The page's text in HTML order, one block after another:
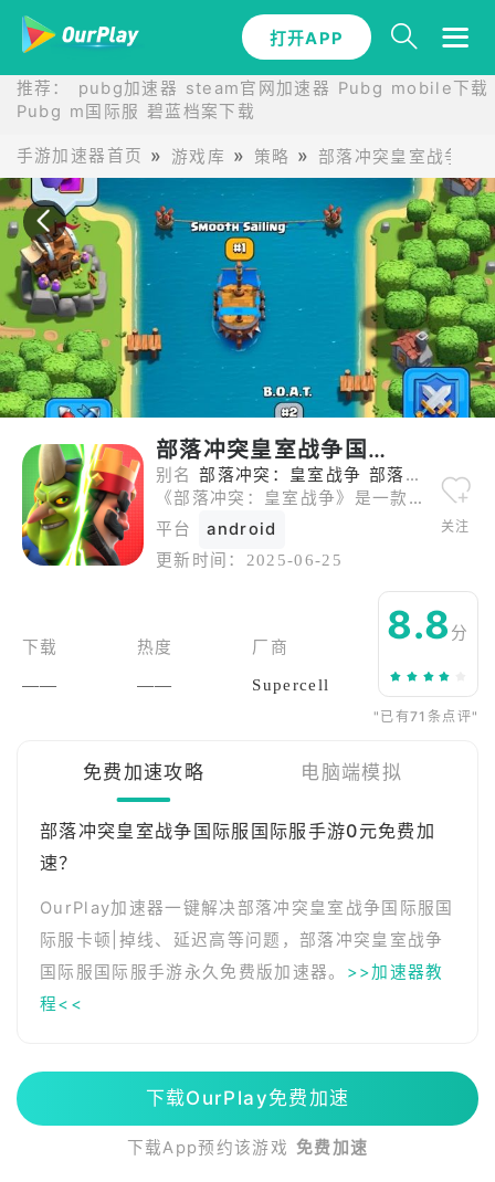
打开APP
推荐： pubg加速器 steam官网加速器 Pubg mobile下载
Pubg m国际服 碧蓝档案下载
手游加速器首页 游戏库 策略 部落冲突皇室战争国
打开APP
部落冲突皇室战争国际服
别名部落冲突：皇室战争 部落冲突皇室战争国际服
《部落冲突：皇室战争》是一款集策略与竞技于一体的手游，带给你极致的实时对战体验。组建专属卡组，巧妙搭配兵种，击败全球玩家，称霸竞技场！丰富的英雄与卡牌，策略多变，竞技乐趣无穷。无论你是新手还是老玩家，都能找到属于自己的战斗节奏，感受战争的魅力。快来加入千万玩家的战场，一起开启皇室争霸之旅吧！
平台
android
更新时间： 2025-06-25
关注
下载
——
热度
——
厂商
Supercell
8.8 分
"已有71条点评"
免费加速攻略 电脑端模拟
部落冲突皇室战争国际服国际服手游0元免费加
速？
OurPlay加速器一键解决部落冲突皇室战争国际服国
际服卡顿|掉线、延迟高等问题，部落冲突皇室战争
国际服国际服手游永久免费版加速器。 >>加速器教
程<<
下载OurPlay免费加速
下载App预约该游戏 免费加速